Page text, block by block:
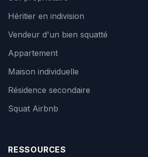
Héritier en indivision
Vendeur d'un bien squatté
Appartement
Maison individuelle
Résidence secondaire
Squat Airbnb
RESSOURCES